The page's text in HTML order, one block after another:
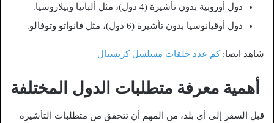
دول أوروبية بدون تأشيرة (4 دول)، مثل ألبانيا وبيلاروسيا.
دول أوقيانوسيا بدون تأشيرة (6 دول)، مثل فانواتو وتوفالو.
شاهد ايضا:كم عدد حلقات مسلسل كريستال
أهمية معرفة متطلبات الدول المختلفة
قبل السفر إلى أي بلد، من المهم أن تتحقق من متطلبات التأشيرة